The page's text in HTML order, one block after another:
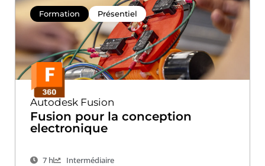
Formation Présentiel
Autodesk Fusion
Fusion pour la conception
electronique
7 h Intermédiaire